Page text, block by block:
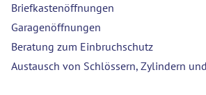
Briefkastenöffnungen
Garagenöffnungen
Beratung zum Einbruchschutz
Austausch von Schlössern, Zylindern